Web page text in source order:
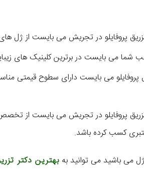
پروفایلو در تجریش می‌ بایست از ژل‌
شما می بایست در برترین کلینیک های
پروفایلو می بایست دارای سطوح قیمتی
پروفایلو در تجریش می بایست از تخصص
کسب کرده باشد.
ژل می باشید می توانید به بهترین دکتر